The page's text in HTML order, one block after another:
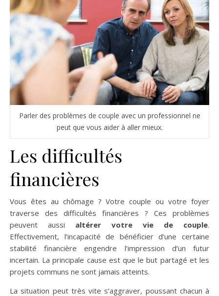
Parler des problèmes de couple avec un professionnel ne
peut que vous aider à aller mieux.
Les difficultés
financières
Vous êtes au chômage ? Votre couple ou votre foyer
traverse des difficultés financières ? Ces problèmes
peuvent aussi altérer votre vie de couple.
Effectivement, l’incapacité de bénéficier d’une certaine
stabilité financière engendre l’impression d’un futur
incertain. La principale cause est que le but partagé et les
projets communs ne sont jamais atteints.
La situation peut très vite s’aggraver, poussant chacun à